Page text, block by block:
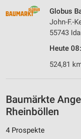
Globus
John-F.-
55743
Heute
524,81
Baumärkte
Rheinböllen
4 Prospekte
Verwendung
Inhalten
IAB-Besonderheiten:
Verwendung
Geräte anhand von
Notwendig